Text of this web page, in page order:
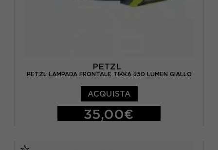
PETZL
PETZL LAMPADA FRONTALE TIKKA 350 LUMEN GIALLO
ACQUISTA
35,00€